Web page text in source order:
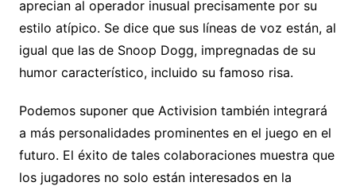
aprecian al operador inusual precisamente por su
estilo atípico. Se dice que sus líneas de voz están, al
igual que las de Snoop Dogg, impregnadas de su
humor característico, incluido su famoso risa.
Podemos suponer que Activision también integrará
a más personalidades prominentes en el juego en el
futuro. El éxito de tales colaboraciones muestra que
los jugadores no solo están interesados en la